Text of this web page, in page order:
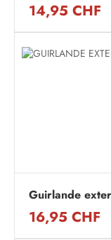
14,95 CHF
Guirlande
16,95 CHF